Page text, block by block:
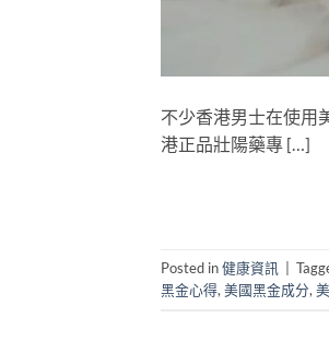
不少香港男士在使用
港正品壯陽藥專 […]
Posted in健康資訊
黑金心得,美國黑金成分,